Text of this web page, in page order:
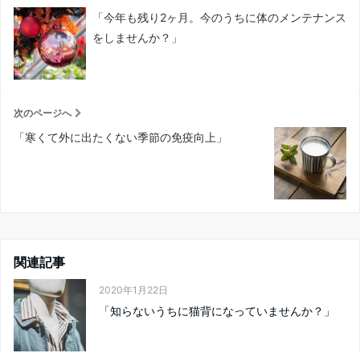
「今年も残り2ヶ月。今のうちに体のメンテナンス
をしませんか？」
次のページへ
「寒くて外に出たくない季節の免疫向上」
関連記事
2020年1月22日
「知らないうちに猫背になっていませんか？」